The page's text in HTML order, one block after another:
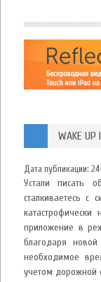
WAKE
Дата публикации:
Устали писать
сталкиваетесь с
приложение в
благодаря
необходимое
учетом дорожной